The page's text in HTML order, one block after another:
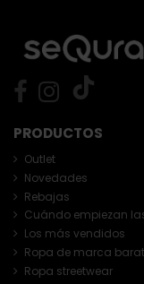
PRODUCTOS
Outlet
Novedades
Rebajas
Cuándo empiezan
Los más vendidos
Ropa de marca
Ropa streetwear